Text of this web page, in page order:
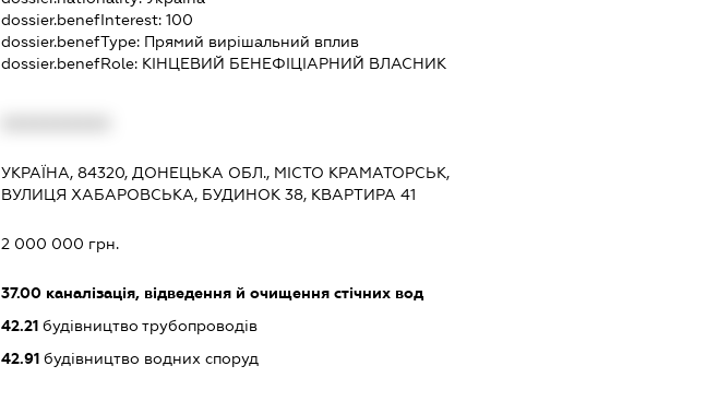
dossier.benefInterest: 100
dossier.benefType: Прямий вирішальний вплив
dossier.benefRole: КІНЦЕВИЙ БЕНЕФІЦІАРНИЙ ВЛАСНИК
УКРАЇНА, 84320, ДОНЕЦЬКА ОБЛ., МІСТО КРАМАТОРСЬК,
ВУЛИЦЯ ХАБАРОВСЬКА, БУДИНОК 38, КВАРТИРА 41
2 000 000 грн.
37.00каналізація, відведення й очищення стічних вод
42.21будівництво трубопроводів
42.91будівництво водних споруд